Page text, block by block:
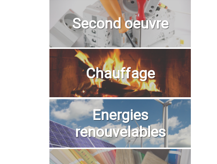
Second oeuvre
Chauffage
Energies
renouvelables